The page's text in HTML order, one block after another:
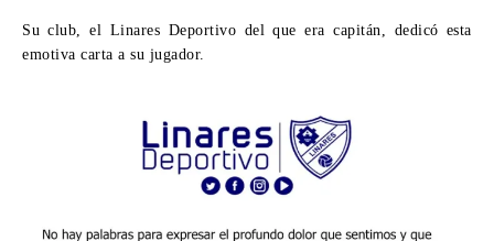
Su club, el Linares Deportivo del que era capitán, dedicó esta
emotiva carta a su jugador.